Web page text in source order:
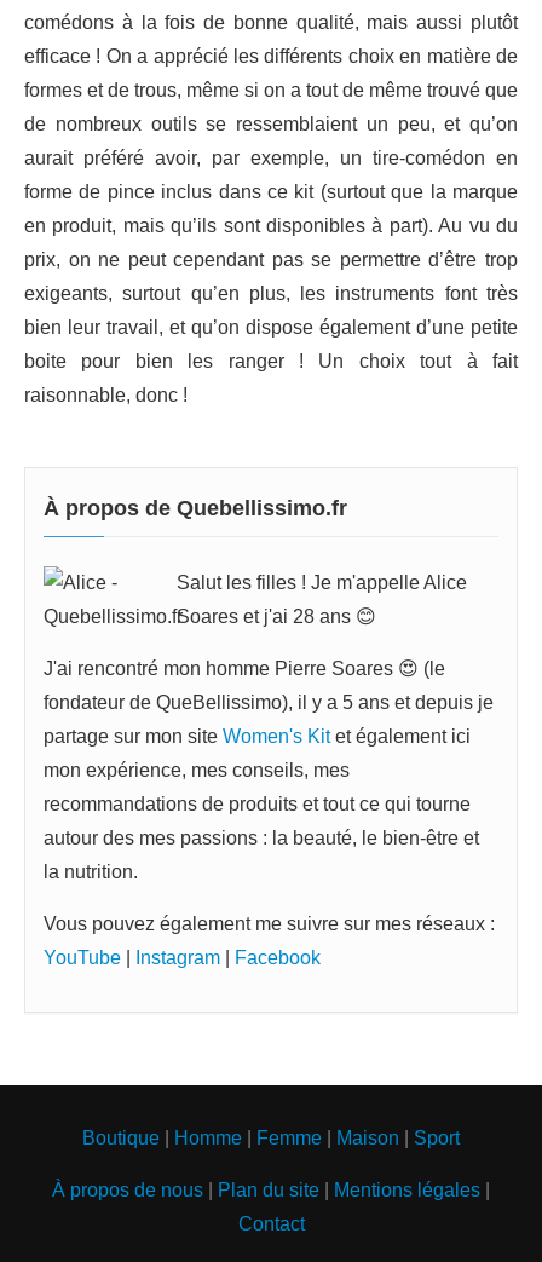
comédons à la fois de bonne qualité, mais aussi plutôt
efficace ! On a apprécié les différents choix en matière de
formes et de trous, même si on a tout de même trouvé que
de nombreux outils se ressemblaient un peu, et qu’on
aurait préféré avoir, par exemple, un tire-comédon en
forme de pince inclus dans ce kit (surtout que la marque
en produit, mais qu’ils sont disponibles à part). Au vu du
prix, on ne peut cependant pas se permettre d’être trop
exigeants, surtout qu’en plus, les instruments font très
bien leur travail, et qu’on dispose également d’une petite
boite pour bien les ranger ! Un choix tout à fait
raisonnable, donc !
À propos de Quebellissimo.fr
Salut les filles ! Je m'appelle Alice
Soares et j'ai 28 ans 😊
J'ai rencontré mon homme Pierre Soares 😍 (le
fondateur de QueBellissimo), il y a 5 ans et depuis je
partage sur mon site Women's Kitet également ici
mon expérience, mes conseils, mes
recommandations de produits et tout ce qui tourne
autour des mes passions : la beauté, le bien-être et
la nutrition.
Vous pouvez également me suivre sur mes réseaux :
YouTube
Instagram Facebook
Boutique Homme Femme Maison Sport
À propos de nous Plan du site Mentions légales
Contact